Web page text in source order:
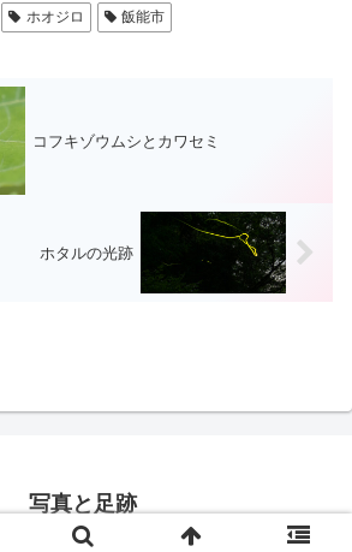
ホオジロ 飯能市
コフキゾウムシとカワセミ
ホタルの光跡
写真と足跡
© 2016 写真と足跡.